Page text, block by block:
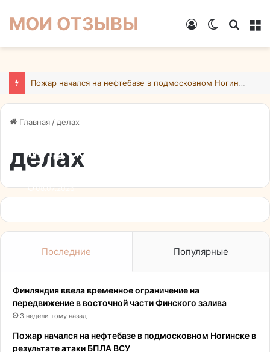
МОИ ОТЗЫВЫ
Switch
Войти
Пожар начался на нефтебазе в подмосковном Ногинске в результате атаки БПЛА ВСУ
Главная / делах
делах
МИД Эстонии вызвал
временного поверенного в
делах России
08.07.2026
Последние Популярные
Финляндия ввела временное ограничение на
передвижение в восточной части Финского залива
3 недели тому назад
Пожар начался на нефтебазе в подмосковном Ногинске в
результате атаки БПЛА ВСУ